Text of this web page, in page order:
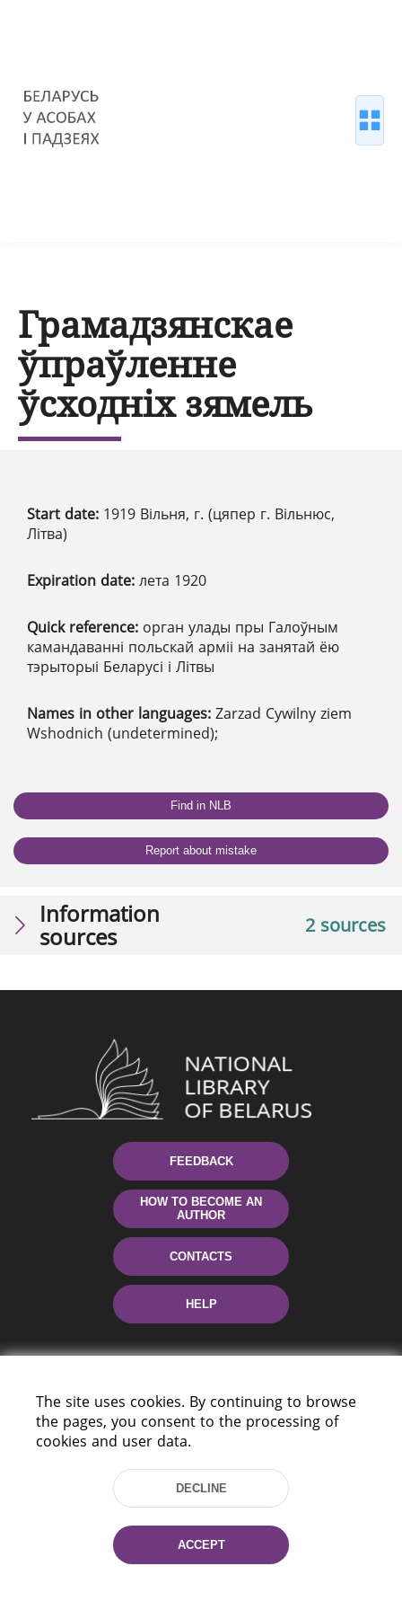
Грамадзянскае
ўпраўленне
ўсходніх зямель
Start date: 1919 Вільня, г. (цяпер г. Вільнюс,
Літва)
Expiration date: лета 1920
Quick reference: орган улады пры Галоўным
камандаванні польскай арміі на занятай ёю
тэрыторыі Беларусі і Літвы
Names in other languages: Zarzad Cywilny ziem
Wshodnich (undetermined);
Find in NLB
Report about mistake
2 sources
Information
sources
FEEDBACK
HOW TO BECOME AN
AUTHOR
CONTACTS
HELP
220114, Niezaležnasci Ave. 116, Minsk,
Fax: (+375 17) 368 97 06
E-mail: inbox@nlb.by
The site uses cookies. By continuing to browse
the pages, you consent to the processing of
cookies and user data.
DECLINE
ACCEPT